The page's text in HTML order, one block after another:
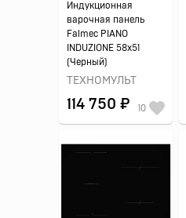
Индукционная
варочная панель
Falmec PIANO
INDUZIONE 58x51
(Черный)
ТЕХНОМУЛЬТ
114 750 ₽ 10